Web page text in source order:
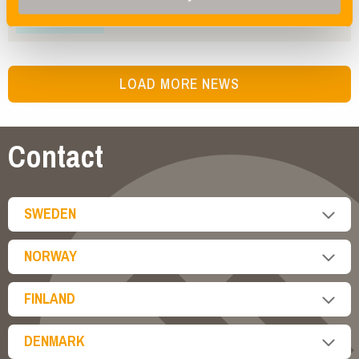
LOAD MORE NEWS
Contact
SWEDEN
NORWAY
FINLAND
DENMARK